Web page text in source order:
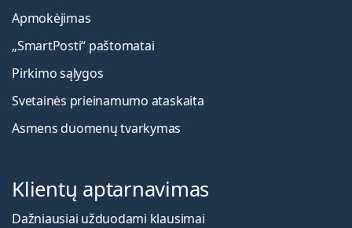
Apmokėjimas
„SmartPosti“ paštomatai
Pirkimo sąlygos
Svetainės prieinamumo ataskaita
Asmens duomenų tvarkymas
Klientų aptarnavimas
Dažniausiai užduodami klausimai